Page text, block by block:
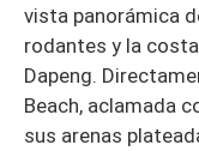
vista panorámica
rodantes y la
Dapeng.
Beach, aclamada
sus arenas